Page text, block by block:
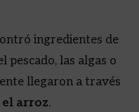
ingredientes de
pescado, las algas o
llegaron a través
el arroz.